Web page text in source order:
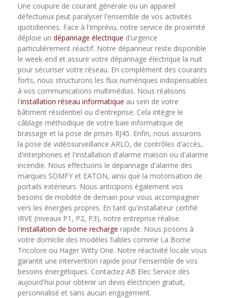
Une coupure de courant générale ou un appareil
défectueux peut paralyser l'ensemble de vos activités
quotidiennes. Face à l'imprévu, notre service de proximité
déploie un dépannage électrique d'urgence
particulièrement réactif. Notre dépanneur reste disponible
le week-end et assure votre dépannage électrique la nuit
pour sécuriser votre réseau. En complément des courants
forts, nous structurons les flux numériques indispensables
à vos communications multimédias. Nous réalisons
l'installation réseau informatique au sein de votre
bâtiment résidentiel ou d'entreprise. Cela intègre le
câblage méthodique de votre baie informatique de
brassage et la pose de prises RJ45. Enfin, nous assurons
la pose de vidéosurveillance ARLO, de contrôles d'accès,
d'interphones et l'installation d'alarme maison ou d'alarme
incendie. Nous effectuons le dépannage d'alarme des
marques SOMFY et EATON, ainsi que la motorisation de
portails extérieurs. Nous anticipons également vos
besoins de mobilité de demain pour vous accompagner
vers les énergies propres. En tant qu'installateur certifié
IRVE (niveaux P1, P2, P3), notre entreprise réalise
l'installation de borne recharge rapide. Nous posons à
votre domicile des modèles fiables comme La Borne
Tricolore ou Hager Witty One. Notre réactivité locale vous
garantit une intervention rapide pour l'ensemble de vos
besoins énergétiques. Contactez AB Elec Service dès
aujourd'hui pour obtenir un devis électricien gratuit,
personnalisé et sans aucun engagement.